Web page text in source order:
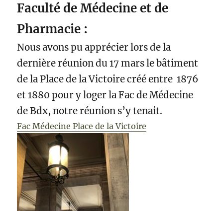
Faculté de Médecine et de
Pharmacie :
Nous avons pu apprécier lors de la
dernière réunion du 17 mars le bâtiment
de la Place de la Victoire créé entre 1876
et 1880 pour y loger la Fac de Médecine
de Bdx, notre réunion s’y tenait.
Fac Médecine Place de la Victoire